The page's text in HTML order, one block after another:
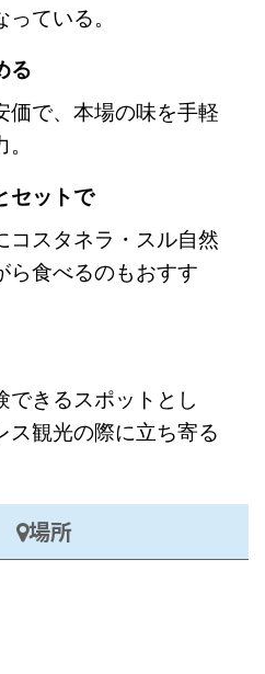
ている。
る
価で、本場の味を手軽
セットで
コスタネラ・スル自然
ら食べるのもおすす
できるスポットとし
ス観光の際に立ち寄る
場所